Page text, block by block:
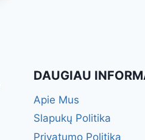
DAUGIAU
Apie Mus
Slapukų Politika
Privatumo Politika